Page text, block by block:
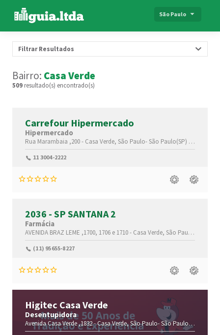
São Paulo
Filtrar Resultados
Bairro: Casa Verde
509 resultado(s) encontrado(s)
Carrefour Hipermercado
Hipermercado
Rua Marambaia ,200 - Casa Verde, São Paulo-São Paulo(SP)
11 3004-2222
2036 - SP SANTANA 2
Farmácia
AVENIDA BRAZ LEME ,1700, 1706 e 1710 - Casa Verde, São Paulo-
(11) 95655-8227
Higitec Casa Verde
Desentupidora
Avenida Casa Verde ,1832 -Casa Verde,São Paulo-São Paulo(SP)